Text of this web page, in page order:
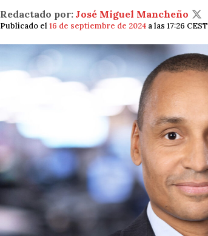
Redactado por: José Miguel Mancheño
Publicado el16 de septiembre de 2024 a las 17:26 CEST